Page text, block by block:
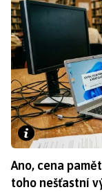
Ano, cena
toho nešťastní